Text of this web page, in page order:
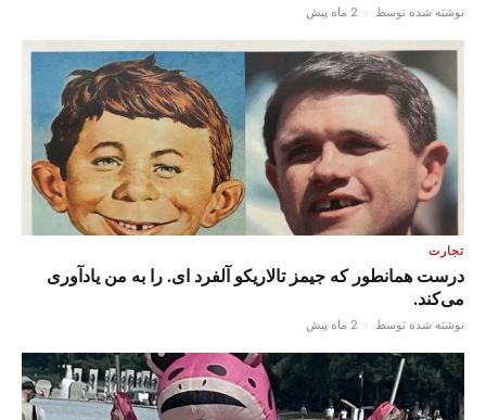
نوشته شده توسط · 2 ماه پیش
تجارت
درست همانطور که جیمز تالاریکو آلفرد ای. را به من یادآوری
می‌کند.
نوشته شده توسط · 2 ماه پیش